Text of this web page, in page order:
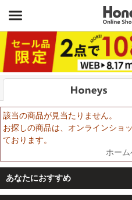
該当の商品が見当たりません。
お探しの商品は、オンラインショ
ております。
ホーム
あなたにおすすめ